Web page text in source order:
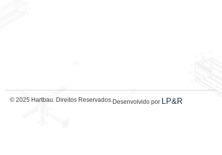
© 2025 Hartbau. Direitos Reservados.Desenvolvido por LP&R